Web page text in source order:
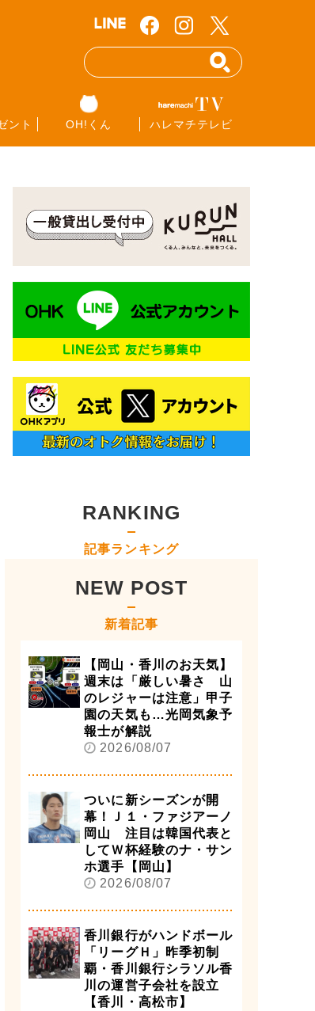
ント OH!くん ハレマチテレビ
RANKING
記事ランキング
NEW POST
新着記事
【岡山・香川のお天気】
週末は「厳しい暑さ 山
のレジャーは注意」甲子
園の天気も…光岡気象予
報士が解説
2026/08/07
ついに新シーズンが開
幕！Ｊ１・ファジアーノ
岡山 注目は韓国代表と
してＷ杯経験のナ・サン
ホ選手【岡山】
2026/08/07
香川銀行がハンドボール
「リーグＨ」昨季初制
覇・香川銀行シラソル香
川の運営子会社を設立
【香川・高松市】